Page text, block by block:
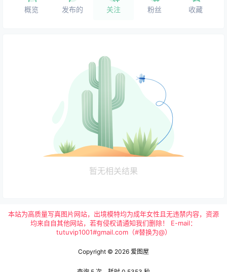
概览 发布的 关注 粉丝 收藏
暂无相关结果
本站为高质量写真图片网站，出境模特均为成年女性且无违禁内容，资源
均来自自其他网站，若有侵权请通知我们删除！ E-mail：
tutuvip1001#gmail.com（#替换为@）
Copyright © 2026 爱图屋